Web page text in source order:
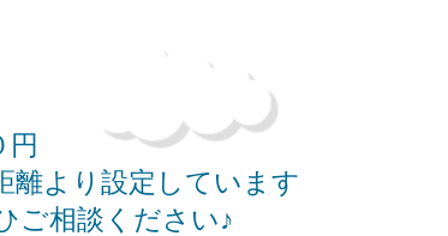
円
離より設定しています
ご相談ください♪